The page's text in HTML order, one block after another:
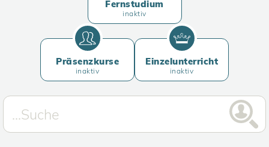
Fernstudium
inaktiv
Präsenzkurse
inaktiv
Einzelunterricht
inaktiv